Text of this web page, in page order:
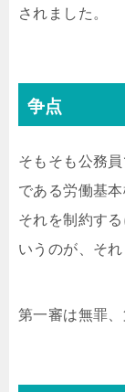
されました。
争点
そもそも公務
である労働基
それを制約す
いうのが、そ
第一審は無罪